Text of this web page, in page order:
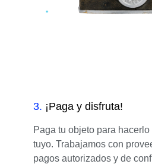
3. ¡Paga y disfruta!
Paga tu objeto para
tuyo. Trabajamos con
pagos autorizados y de